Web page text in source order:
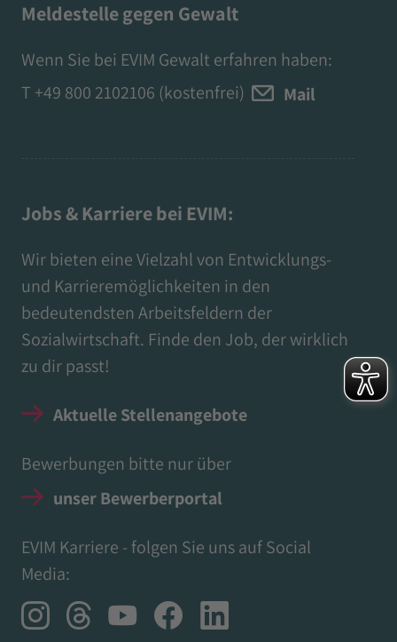
Meldestelle gegen Gewalt
Wenn Sie bei EVIM Gewalt erfahren haben:
T +49 800 2102106 (kostenfrei) Mail
Jobs & Karriere bei EVIM:
Wir bieten eine Vielzahl von Entwicklungs-
und Karrieremöglichkeiten in den
bedeutendsten Arbeitsfeldern der
Sozialwirtschaft. Finde den Job, der wirklich
zu dir passt!
Aktuelle Stellenangebote
Bewerbungen bitte nur über
unser Bewerberportal
EVIM Karriere - folgen Sie uns auf Social
Media: